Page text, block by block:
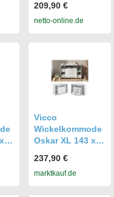
Wickeltisch inkl.
Wickelauflage
209,90 €
netto-online.de
Vicco
Wickelkommode
Oskar XL 143 x
Wickeltisch inkl.
Wickelauflage
237,90 €
marktkauf.de